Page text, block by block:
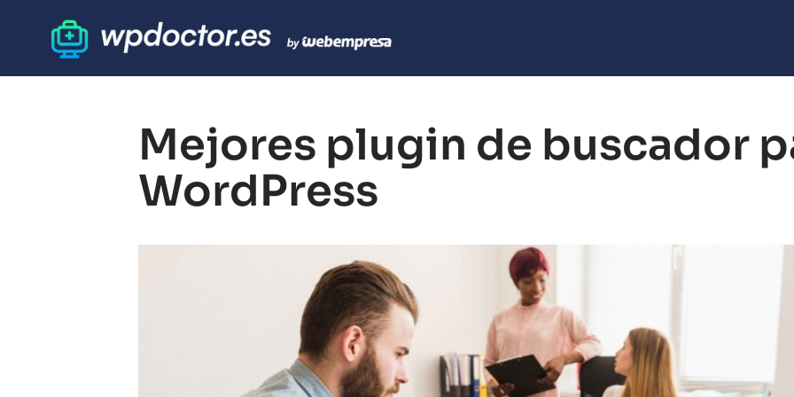
Mejores plugin de buscador
WordPress